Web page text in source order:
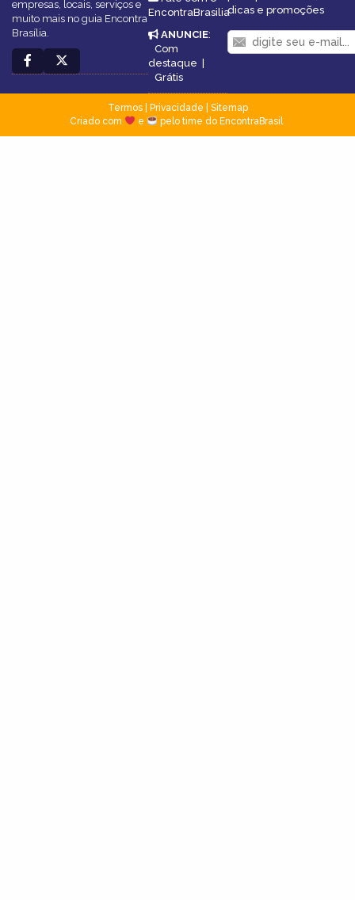
empresas, locais, serviços e
muito mais no guia Encontra
Brasília.
EncontraBrasilia
ANUNCIE:
Com
destaque
Grátis
dicas e promoções
Termos| Privacidade
Sitemap
Criado com
e pelo time do EncontraBrasil